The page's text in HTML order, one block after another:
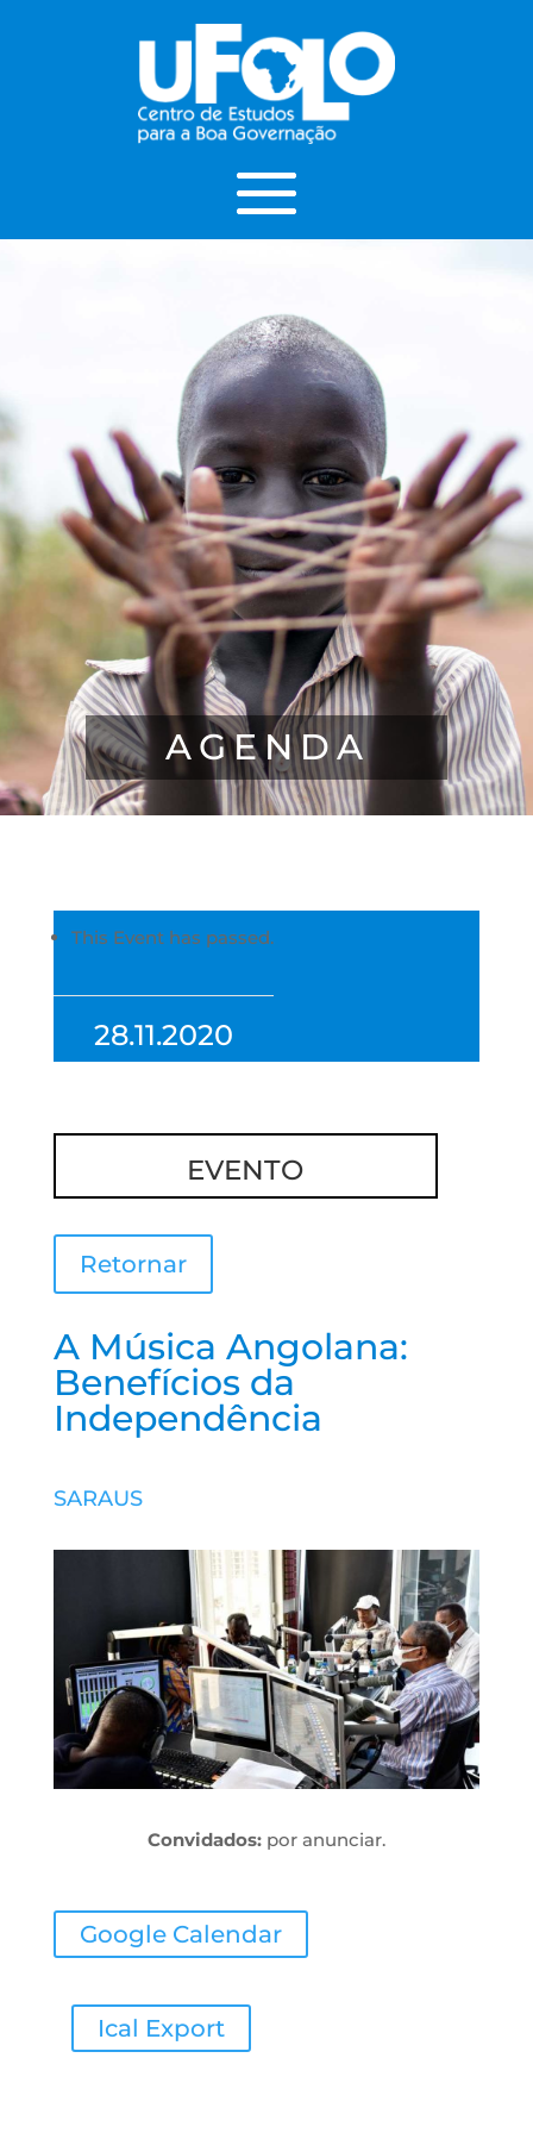
AGENDA
This Event has passed.
28.11.2020
EVENTO
Retornar
A Música Angolana:
Benefícios da
Independência
SARAUS
Convidados:por anunciar.
Google Calendar
Ical Export